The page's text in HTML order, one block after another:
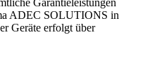
Garantieleistungen
ADEC SOLUTIONS in
Geräte erfolgt über